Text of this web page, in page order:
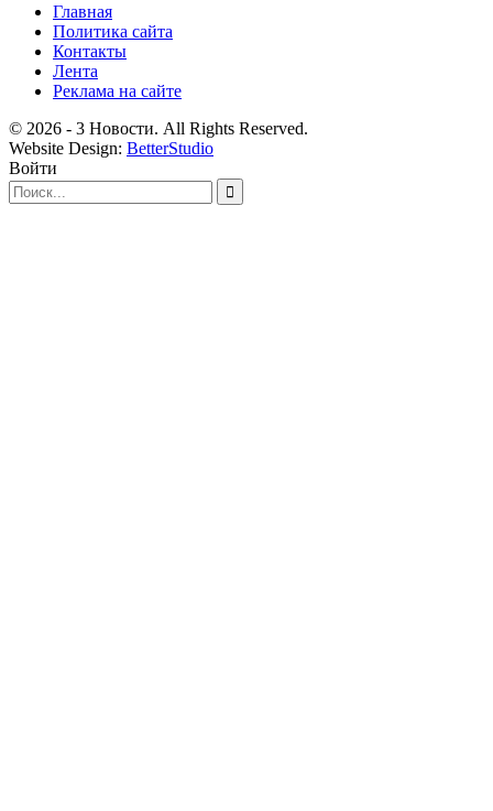
Главная
Политика сайта
Контакты
Лента
Реклама на сайте
© 2026 - 3 Новости. All Rights Reserved.
Website Design: BetterStudio
Войти